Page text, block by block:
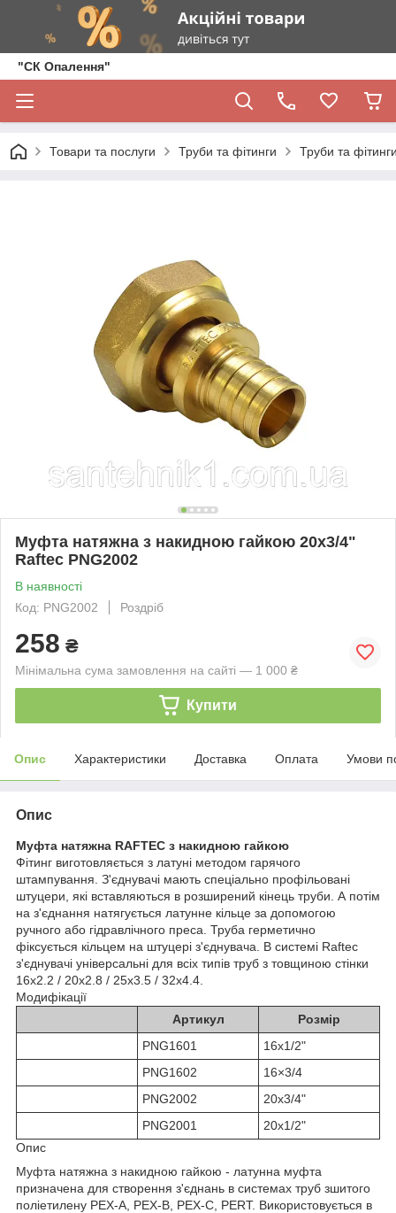
"СК Опалення"
Товари та послуги Труби та фітинги Труби та
Муфта натяжна з накидною гайкою 20x3/4"
Raftec PNG2002
В наявності
Код: PNG2002
Роздріб
258 ₴
Мінімальна сума замовлення на сайті — 1 000 ₴
Купити
Опис Характеристики Доставка Оплата Умови
Опис
Муфта натяжна RAFTEC з накидною гайкою
Фітинг виготовляється з латуні методом гарячого
штампування. З'єднувачі мають спеціально профільовані
штуцери, які вставляються в розширений кінець труби. А потім
на з'єднання натягується латунне кільце за допомогою
ручного або гідравлічного преса. Труба герметично
фіксується кільцем на штуцері з'єднувача. В системі Raftec
з'єднувачі універсальні для всіх типів труб з товщиною стінки
16х2.2 / 20х2.8 / 25х3.5 / 32х4.4.
Модифікації
Артикул
Розмір
PNG1601
16x1/2"
PNG1602
16×3/4
PNG2002
20x3/4"
PNG2001
20x1/2"
Опис
Муфта натяжна з накидною гайкою - латунна муфта
призначена для створення з'єднань в системах труб зшитого
поліетилену PEX-A, PEX-B, PEX-C, PERT. Використовується в